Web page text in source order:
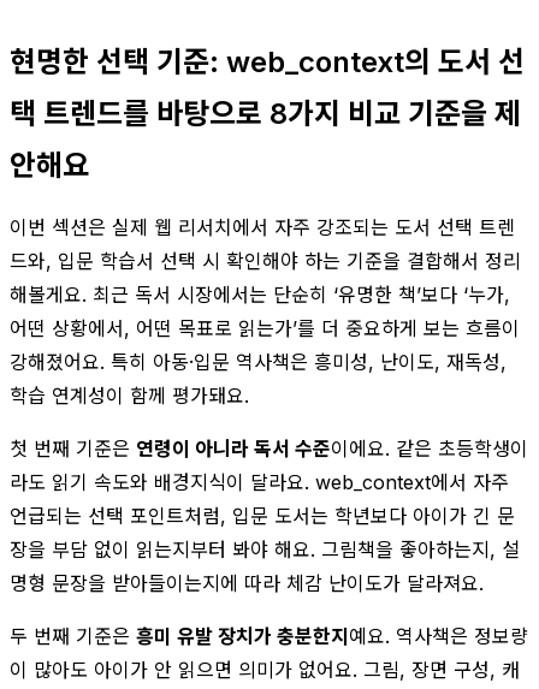
현명한 선택 기준: web_context의 도서 선
택 트렌드를 바탕으로 8가지 비교 기준을 제
안해요
이번 섹션은 실제 웹 리서치에서 자주 강조되는 도서 선택 트렌
드와, 입문 학습서 선택 시 확인해야 하는 기준을 결합해서 정리
해볼게요. 최근 독서 시장에서는 단순히 ‘유명한 책’보다 ‘누가,
어떤 상황에서, 어떤 목표로 읽는가’를 더 중요하게 보는 흐름이
강해졌어요. 특히 아동·입문 역사책은 흥미성, 난이도, 재독성,
학습 연계성이 함께 평가돼요.
첫 번째 기준은 연령이 아니라 독서 수준이에요. 같은 초등학생이
라도 읽기 속도와 배경지식이 달라요. web_context에서 자주
언급되는 선택 포인트처럼, 입문 도서는 학년보다 아이가 긴 문
장을 부담 없이 읽는지부터 봐야 해요. 그림책을 좋아하는지, 설
명형 문장을 받아들이는지에 따라 체감 난이도가 달라져요.
두 번째 기준은 흥미 유발 장치가 충분한지예요. 역사책은 정보량
이 많아도 아이가 안 읽으면 의미가 없어요. 그림, 장면 구성, 캐